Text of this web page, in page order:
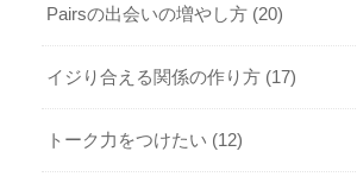
Pairsの出会いの増やし方 (20)
イジり合える関係の作り方 (17)
トーク力をつけたい (12)